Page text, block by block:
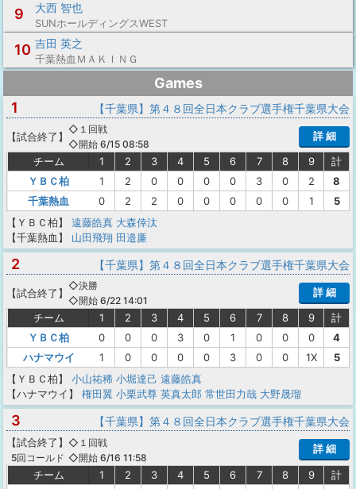
9 大西 智也
SUNホールディングスWEST
10 吉田 英之
千葉熱血ＭＡＫＩＮＧ
Games
1
【千葉県】第４８回全日本クラブ選手権千葉県大会
【試合終了 】
◇１回戦
◇開始 6/15 08:58
詳 細
チーム 1 2 3 4 5 6 7 8 9
計
ＹＢＣ柏
1 2 0 0 0 0 3 0 2
8
千葉熱血
0 2 2 0 0 0 0 0 1
5
【ＹＢＣ柏】
遠藤皓真 大森倖汰
【千葉熱血】
山田飛翔 田邉廉
2 【千葉県】第４８回全日本クラブ選手権千葉県大会
【試合終了 】
◇決勝
◇開始 6/22 14:01
詳 細
チーム 1 2 3 4 5 6 7 8 9
計
ＹＢＣ柏
0 0 0 3 0 1 0 0 0
4
ハナマウイ
1 0 0 0 0 3 0 0 1X
5
【ＹＢＣ柏】
小山祐稀 小堀達己 遠藤皓真
【ハナマウイ】
権田翼 小栗武尊 英真太郎 常世田力哉 大野晟瑠
3 【千葉県】第４８回全日本クラブ選手権千葉県大会
【試合終了 】
5回コールド
◇１回戦
◇開始 6/16 11:58
詳 細
チーム 1 2 3 4 5 6 7 8 9
計